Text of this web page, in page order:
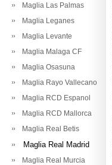
Maglia Las Palmas
Maglia Leganes
Maglia Levante
Maglia Malaga CF
Maglia Osasuna
Maglia Rayo Vallecano
Maglia RCD Espanol
Maglia RCD Mallorca
Maglia Real Betis
Maglia Real Madrid
Maglia Real Murcia